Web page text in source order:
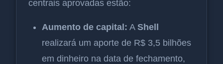
centrais aprovadas estão:
Aumento de capital: A Shell
realizará um aporte de R$ 3,5 bilhões
em dinheiro na data de fechamento,